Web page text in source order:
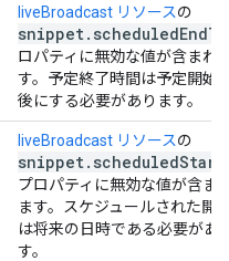
liveBroadcast リソースの
snippet. scheduledEnd
ロパティに無効な値が含まれ
す。予定終了時間は予定開始
後にする必要があります。
liveBroadcast リソースの
snippet. scheduledStart
プロパティに無効な値が含ま
ます。スケジュールされた開
は将来の日時である必要があ
す。